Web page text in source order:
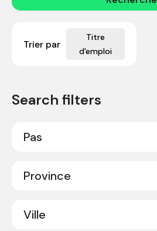
Trier par
Titre
d'emploi
Pas
Province
Ville